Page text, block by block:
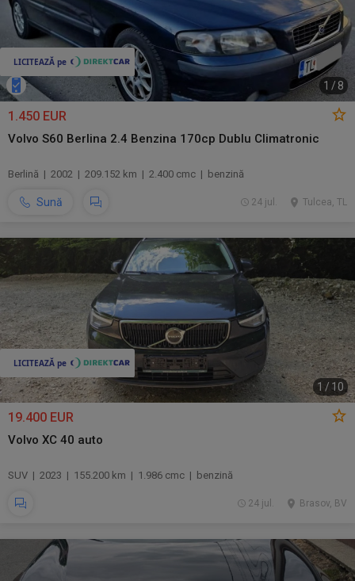
1 /8
1.450 EUR
Volvo S60 Berlina 2.4 Benzina 170cp Dublu Climatronic
Berlină | 2002 | 209.152 km | 2.400 cmc | benzină
Sună Tulcea, TL
24 jul.
1 / 10
19.400 EUR
Volvo XC 40 auto
SUV | 2023 | 155.200 km | 1.986 cmc | benzină
Brasov, BV
24 jul.